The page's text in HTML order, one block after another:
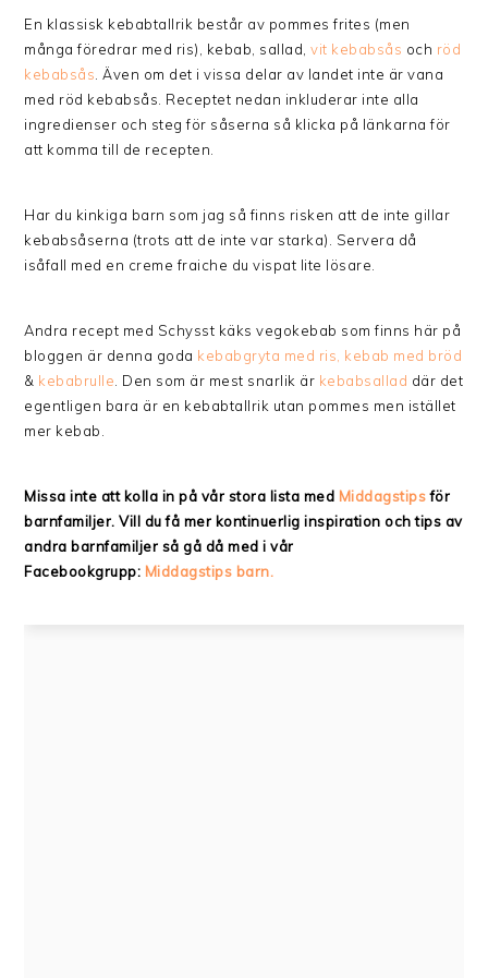
En klassisk kebabtallrik består av pommes frites (men
många föredrar med ris), kebab, sallad,vit kebabsås och röd
kebabsås. Även om det i vissa delar av landet inte är vana
med röd kebabsås. Receptet nedan inkluderar inte alla
ingredienser och steg för såserna så klicka på länkarna för
att komma till de recepten.
Har du kinkiga barn som jag så finns risken att de inte gillar
kebabsåserna (trots att de inte var starka). Servera då
isåfall med en creme fraiche du vispat lite lösare.
Andra recept med Schysst käks vegokebab som finns här på
bloggen är denna goda kebabgryta med ris, kebab med bröd
& kebabrulle. Den som är mest snarlik är kebabsallad där det
egentligen bara är en kebabtallrik utan pommes men istället
mer kebab.
Missa inte att kolla in på vår stora lista med Middagstipsför
barnfamiljer. Vill du få mer kontinuerlig inspiration och tips av
andra barnfamiljer så gå då med i vår
Facebookgrupp: Middagstips barn.